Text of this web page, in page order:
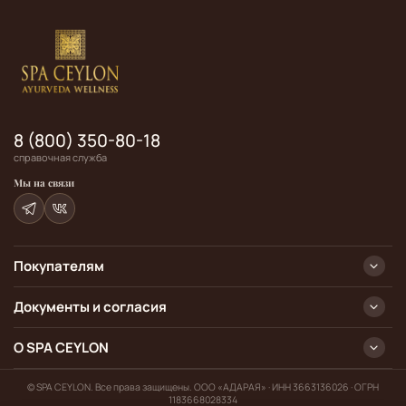
Покупателям
Документы и согласия
О SPA CEYLON
8 (800) 350-80-18
справочная служба
Мы на связи
© SPA CEYLON. Все права защищены. ООО «АДАРАЯ» · ИНН 3663136026 · ОГРН
1183668028334